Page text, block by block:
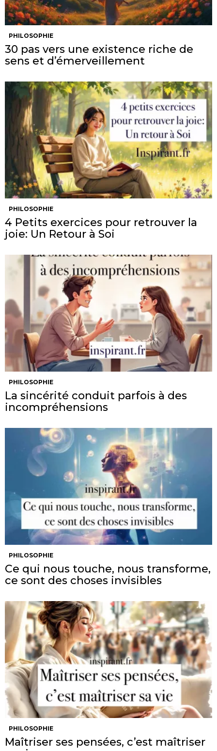
PHILOSOPHIE
30 pas vers une existence riche de
sens et d’émerveillement
PHILOSOPHIE
4 Petits exercices pour retrouver la
joie: Un Retour à Soi
PHILOSOPHIE
La sincérité conduit parfois à des
incompréhensions
PHILOSOPHIE
Ce qui nous touche, nous transforme,
ce sont des choses invisibles
PHILOSOPHIE
Maîtriser ses pensées, c’est maîtriser